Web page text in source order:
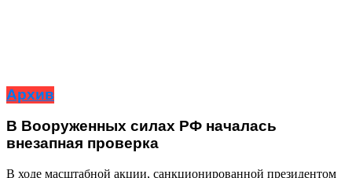
Архив
В Вооруженных силах РФ началась
внезапная проверка
В ходе масштабной акции, санкционированной президентом